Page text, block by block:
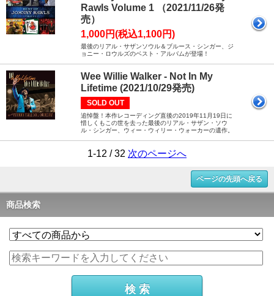
Rawls Volume 1 （2021/11/26発
売）
1,000円(税込1,100円)
最後のリアル・サザンソウル＆ブルース・シンガー、ジ
ョニー・ロウルズのベスト・アルバムが登場！
Wee Willie Walker - Not In My
Lifetime (2021/10/29発売)
SOLD OUT
追悼盤！本作レコーディング直後の2019年11月19日に
惜しくもこの世を去った最後のリアル・サザン・ソウ
ル・シンガー、ウィー・ウィリー・ウォーカーの遺作。
1-12 / 32 次のページへ
ページの先頭へ戻る
商品検索